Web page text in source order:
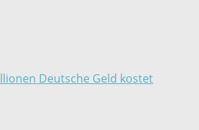
Deutsche Geld kostet